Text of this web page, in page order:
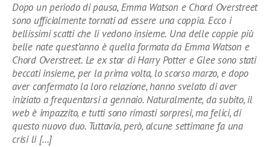
Dopo un periodo di pausa, Emma Watson e Chord Overstreet
sono ufficialmente tornati ad essere una coppia. Ecco i
bellissimi scatti che li vedono insieme. Una delle coppie più
belle nate quest’anno è quella formata da Emma Watson e
Chord Overstreet. Le ex star di Harry Potter e Glee sono stati
beccati insieme, per la prima volta, lo scorso marzo, e dopo
aver confermato la loro relazione, hanno svelato di aver
iniziato a frequentarsi a gennaio. Naturalmente, da subito, il
web è impazzito, e tutti sono rimasti sorpresi, ma felici, di
questo nuovo duo. Tuttavia, però, alcune settimane fa una
crisi li […]